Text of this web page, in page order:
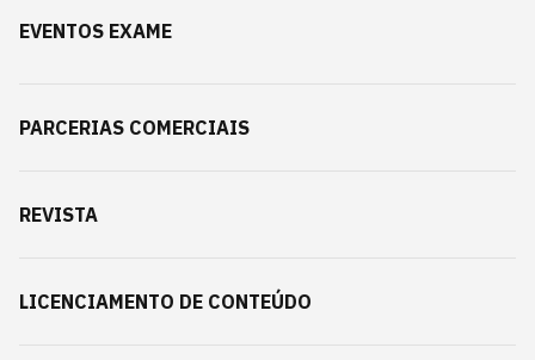
EVENTOS EXAME
PARCERIAS COMERCIAIS
REVISTA
LICENCIAMENTO DE CONTEÚDO